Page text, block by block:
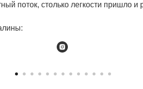
поток, столько легкости пришло и